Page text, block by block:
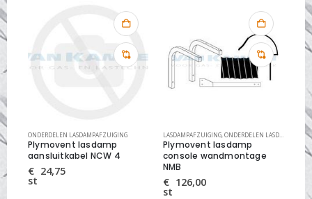
ONDERDELEN LASDAMPAFZUIGING
Plymovent lasdamp
aansluitkabel NCW 4
€ 24,75
st
LASDAMPAFZUIGING ONDERDELEN LASDAMPAFZUIGING
Plymovent lasdamp
console wandmontage
NMB
€ 126,00
st